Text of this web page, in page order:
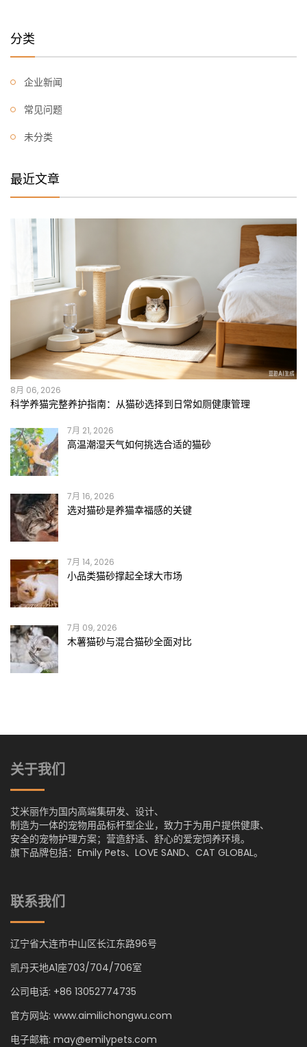
分类
企业新闻
常见问题
未分类
最近文章
8月 06, 2026
科学养猫完整养护指南：从猫砂选择到日常如厕健康管理
7月 21, 2026
高温潮湿天气如何挑选合适的猫砂
7月 16, 2026
选对猫砂是养猫幸福感的关键
7月 14, 2026
小品类猫砂撑起全球大市场
7月 09, 2026
木薯猫砂与混合猫砂全面对比
关于我们
艾米丽作为国内高端集研发、设计、
制造为一体的宠物用品标杆型企业，致力于为用户提供健康、
安全的宠物护理方案；营造舒适、舒心的爱宠饲养环境。
旗下品牌包括：Emily Pets、LOVE SAND、CAT GLOBAL。
联系我们
辽宁省大连市中山区长江东路96号
凯丹天地A1座703/704/706室
公司电话: +86 13052774735
官方网站: www.aimilichongwu.com
电子邮箱: may@emilypets.com